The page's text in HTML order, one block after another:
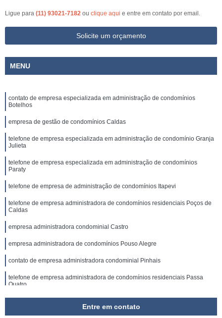
Ligue para (11) 93021-7182 ou clique aqui e entre em contato por email.
Solicite um orçamento
MENU
contato de empresa especializada em administração de condomínios
Botelhos
empresa de gestão de condomínios Caldas
telefone de empresa especializada em administração de condomínio Granja
Julieta
telefone de empresa especializada em administração de condomínios
Paraty
telefone de empresa de administração de condomínios Itapevi
telefone de empresa administradora de condomínios residenciais Poços de
Caldas
empresa administradora condominial Castro
empresa administradora de condomínios Pouso Alegre
contato de empresa administradora condominial Pinhais
telefone de empresa administradora de condomínios residenciais Passa
Quatro
Entre em contato